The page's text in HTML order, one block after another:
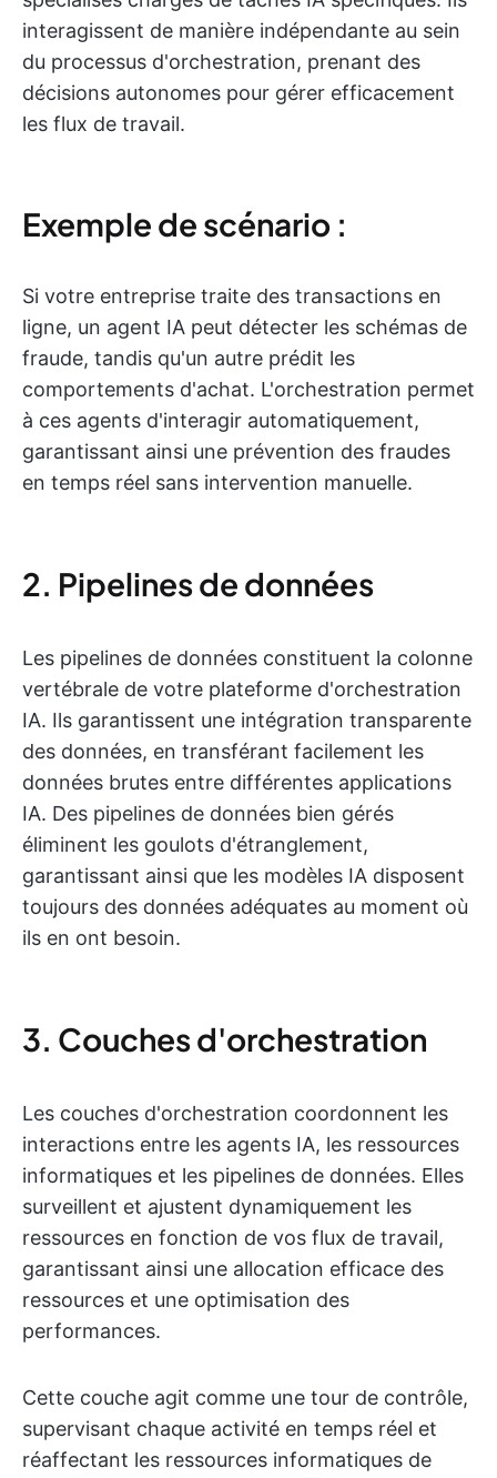
interagissent de manière indépendante au sein
du processus d'orchestration, prenant des
décisions autonomes pour gérer efficacement
les flux de travail.
Exemple de scénario :
Si votre entreprise traite des transactions en
ligne, un agent IA peut détecter les schémas de
fraude, tandis qu'un autre prédit les
comportements d'achat. L'orchestration permet
à ces agents d'interagir automatiquement,
garantissant ainsi une prévention des fraudes
en temps réel sans intervention manuelle.
2. Pipelines de données
Les pipelines de données constituent la colonne
vertébrale de votre plateforme d'orchestration
IA. Ils garantissent une intégration transparente
des données, en transférant facilement les
données brutes entre différentes applications
IA. Des pipelines de données bien gérés
éliminent les goulots d'étranglement,
garantissant ainsi que les modèles IA disposent
toujours des données adéquates au moment où
ils en ont besoin.
3. Couches d'orchestration
Les couches d'orchestration coordonnent les
interactions entre les agents IA, les ressources
informatiques et les pipelines de données. Elles
surveillent et ajustent dynamiquement les
ressources en fonction de vos flux de travail,
garantissant ainsi une allocation efficace des
ressources et une optimisation des
performances.
Cette couche agit comme une tour de contrôle,
supervisant chaque activité en temps réel et
réaffectant les ressources informatiques de